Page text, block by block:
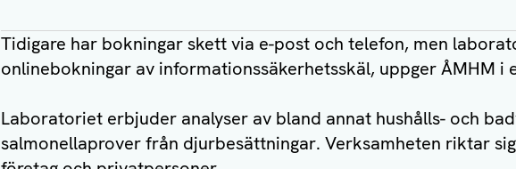
Tidigare har bokningar skett via e-post och telefon, men
onlinebokningar av informationssäkerhetsskäl, uppger ÅMHM i
Laboratoriet erbjuder analyser av bland annat hushålls- och
salmonellaprover från djurbesättningar. Verksamheten riktar